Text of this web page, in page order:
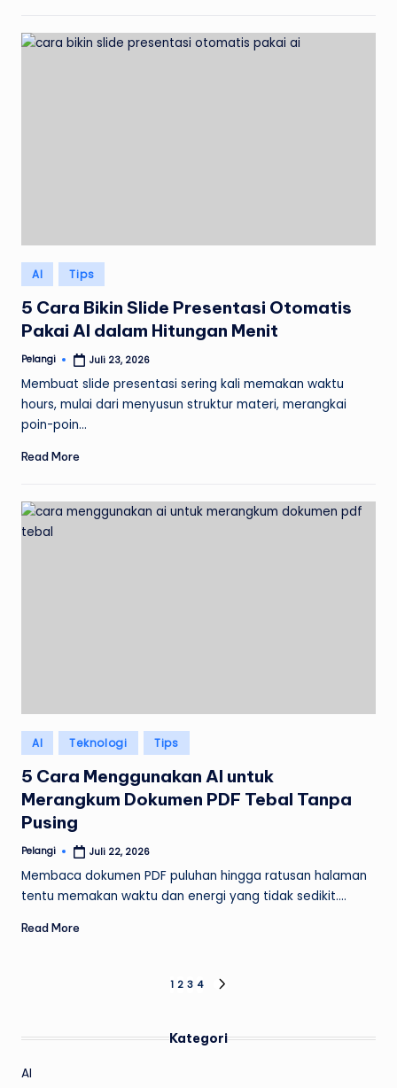
Posted
in
AI Tips
5 Cara Bikin Slide Presentasi Otomatis
Pakai AI dalam Hitungan Menit
Posted
Pelangi Juli 23, 2026
Membuat slide presentasi sering kali memakan waktu
hours, mulai dari menyusun struktur materi, merangkai
poin-poin…
Read More
Posted
in
AI Teknologi Tips
5 Cara Menggunakan AI untuk
Merangkum Dokumen PDF Tebal Tanpa
Pusing
Posted
Pelangi Juli 22, 2026
Membaca dokumen PDF puluhan hingga ratusan halaman
tentu memakan waktu dan energi yang tidak sedikit.…
Read More
1 2 3 4
Kategori
AI